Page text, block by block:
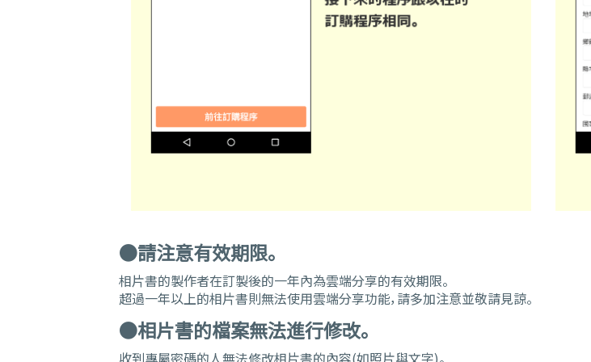
●請注意有效期限。
相片書的製作者在訂製後的一年內為雲端分享的有效期限。
超過一年以上的相片書則無法使用雲端分享功能，請多加注意並敬請見諒。
●相片書的檔案無法進行修改。
收到專屬密碼的人無法修改相片書的內容(如照片與文字)。